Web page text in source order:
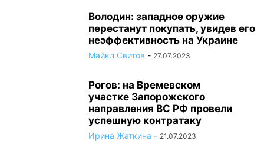
Володин: западное оружие
перестанут покупать, увидев его
неэффективность на Украине
Майкл Свитов - 27.07.2023
Рогов: на Времевском
участке Запорожского
направления ВС РФ провели
успешную контратаку
Ирина Жаткина - 21.07.2023